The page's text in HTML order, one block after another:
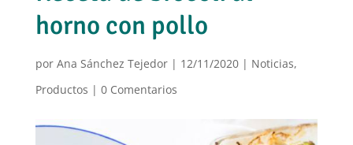
horno con pollo
por Ana Sánchez Tejedor| 12/11/2020 | Noticias,
Productos | 0 Comentarios